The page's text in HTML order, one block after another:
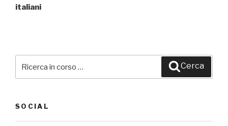
italiani
Cerca
SOCIAL